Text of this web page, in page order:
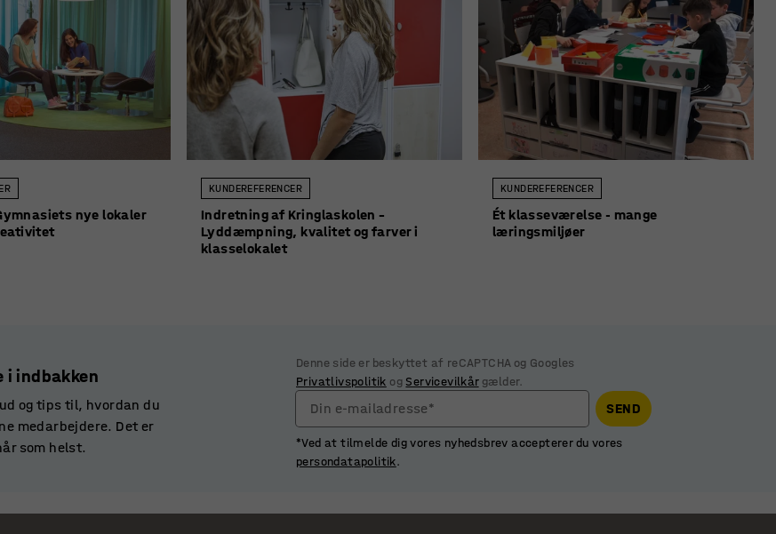
nye lokaler
KUNDEREFERENCER
Indretning af Kringlaskolen –
Lyddæmpning, kvalitet og farver i
klasselokalet
KUNDEREFERENCER
Ét klasseværelse - mange
læringsmiljøer
i indbakken
og tips til, hvordan du
medarbejdere. Det er
som helst.
Denne side er beskyttet af reCAPTCHA og Googles
Privatlivspolitik og Servicevilkårgælder.
Din e-mailadresse* SEND
*Ved at tilmelde dig vores nyhedsbrev accepterer du vores
persondatapolitik.